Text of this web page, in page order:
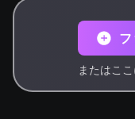
またはこ